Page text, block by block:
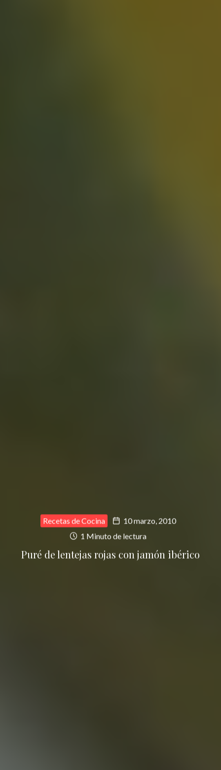
Recetas de Cocina
10 marzo, 2010
1 Minuto de lectura
Puré de lentejas rojas con jamón ibérico